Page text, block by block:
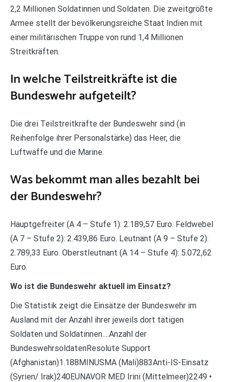
2,2 Millionen Soldatinnen und Soldaten. Die zweitgrößte
Armee stellt der bevölkerungsreiche Staat Indien mit
einer militärischen Truppe von rund 1,4 Millionen
Streitkräften.
In welche Teilstreitkräfte ist die
Bundeswehr aufgeteilt?
Die drei Teilstreitkräfte der Bundeswehr sind (in
Reihenfolge ihrer Personalstärke) das Heer, die
Luftwaffe und die Marine.
Was bekommt man alles bezahlt bei
der Bundeswehr?
Hauptgefreiter (A 4 – Stufe 1): 2.189,57 Euro. Feldwebel
(A 7 – Stufe 2): 2.439,86 Euro. Leutnant (A 9 – Stufe 2):
2.789,33 Euro. Oberstleutnant (A 14 – Stufe 4): 5.072,62
Euro.
Wo ist die Bundeswehr aktuell im Einsatz?
Die Statistik zeigt die Einsätze der Bundeswehr im
Ausland mit der Anzahl ihrer jeweils dort tätigen
Soldaten und Soldatinnen….Anzahl der
BundeswehrsoldatenResolute Support
(Afghanistan)1.188MINUSMA (Mali)883Anti-IS-Einsatz
(Syrien/ Irak)240EUNAVOR MED Irini (Mittelmeer)2249 •